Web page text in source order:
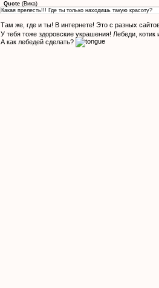
Quote (Вика)
Какая прелесть!!! Где ты только находишь такую красоту?
Там же, где и ты! В интернете! Это с разных
У тебя тоже здоровские украшения! Лебеди, котик
А как лебедей сделать?